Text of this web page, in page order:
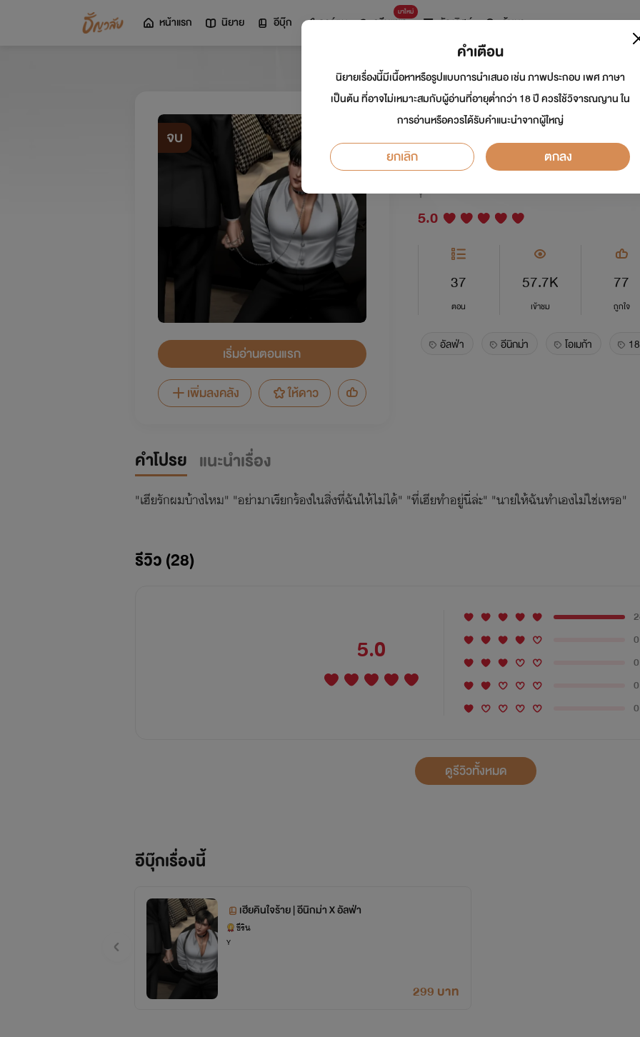
หน้าแรก นิยาย อีบุ๊ก การ์ตูน
มาใหม่
ดรีมแชท ธัญลิสต์ ค้นหา
จบ
เริ่มอ่านตอนแรก
เพิ่มลงคลัง
ให้ดาว
(มีอีบุ๊ค)เฮียคินใจร้า
อัลฟ่า
นักเขียน:ชีริน
Y
5.0
37
ตอน
57.7K
เข้าชม
77
ถูกใจ
อัลฟ่า อีนิกม่า โอเมก้า
คำโปรย แนะนำเรื่อง
"เฮียรักผมบ้างไหม" "อย่ามาเรียกร้องในสิ่งที่ฉันให้ไม่ได้" "ที่เฮียทำอยู่นี่ล่ะ" "นายให้ฉันทำเองไม่ใช่เหรอ"
รีวิว (28)
5.0
0
0
0
0
ดูรีวิวทั้งหมด
อีบุ๊กเรื่องนี้
เฮียคินใจร้าย | อีนิกม่า X อัลฟ่า
ชีริน
Y
299 บาท
คำเตือน
นิยายเรื่องนี้มีเนื้อหาหรือรูปแบบการนำเสนอ เช่น ภาพประกอบ เพศ ภาษา
เป็นต้น ที่อาจไม่เหมาะสมกับผู้อ่านที่อายุต่ำกว่า 18 ปี ควรใช้วิจารณญาน ใน
การอ่านหรือควรได้รับคำแนะนำจากผู้ใหญ่
ยกเลิก ตกลง